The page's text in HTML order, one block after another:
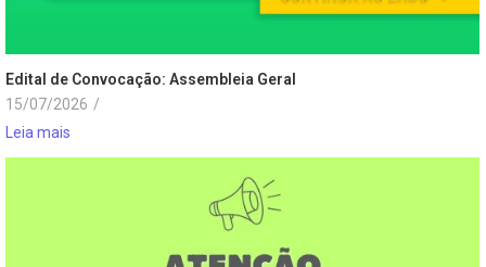
Edital de Convocação: Assembleia Geral
15/07/2026 /
Leia mais